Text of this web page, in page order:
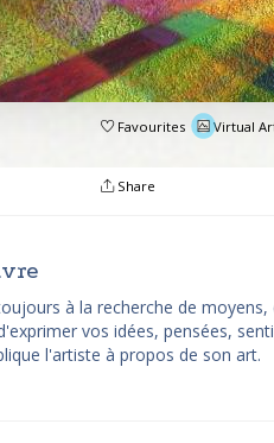
Favourites Virtual
Share
à la recherche de
vos idées, pensées,
l'artiste à propos de son art.